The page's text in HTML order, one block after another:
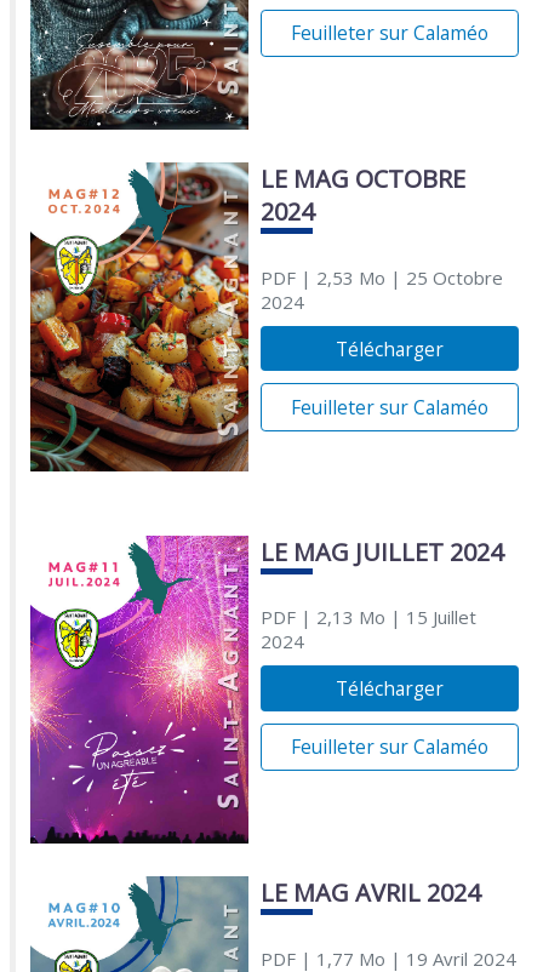
Feuilleter sur Calaméo
LE MAG OCTOBRE
2024
PDF| 2,53 Mo | 25 Octobre
2024
Télécharger
Feuilleter sur Calaméo
LE MAG JUILLET 2024
PDF| 2,13 Mo | 15 Juillet
2024
Télécharger
Feuilleter sur Calaméo
LE MAG AVRIL 2024
PDF| 1,77 Mo | 19 Avril 2024